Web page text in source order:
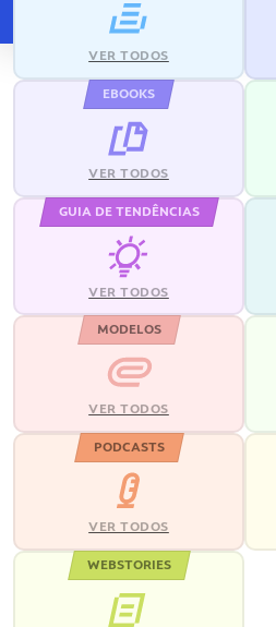
VER TODOS
EBOOKS
VER TODOS
GUIA DE TENDÊNCIAS
VER TODOS
MODELOS
VER TODOS
PODCASTS
VER TODOS
WEBSTORIES